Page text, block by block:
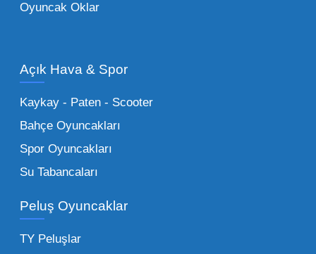
Oyuncak Araçlar:
stok imkanımızla sunulmaktadır.
Küçük Oyuncaklar:
sağlayan toptan küçük oyuncaklar, bakkallar,
Bu kategorideki küçük oyuncaklar toptan
alımlarda çok düşük maliyetlerle yüksek
adetli stok yapmanıza olanak tanır. Özellikle
sürpriz paketler ve figürler, çocukların
harçlıklarıyla kolayca alabildiği ürünlerdir.
Oyuncak Oklar
Açık Hava & Spor
Kaykay - Paten - Scooter
Bahçe Oyuncakları
Spor Oyuncakları
Su Tabancaları
Peluş Oyuncaklar
TY Peluşlar